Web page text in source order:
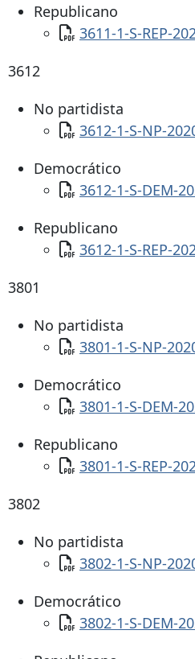
Republicano
Documento
3611-1-S-REP-
3612
No partidista
Documento
3612-1-S-NP-
Democrático
Documento
3612-1-S-DEM-
Republicano
Documento
3612-1-S-REP-
3801
No partidista
Documento
3801-1-S-NP-
Democrático
Documento
3801-1-S-DEM-
Republicano
Documento
3801-1-S-REP-
3802
No partidista
Documento
3802-1-S-NP-
Democrático
Documento
3802-1-S-DEM-